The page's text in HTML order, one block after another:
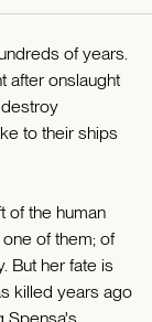
of years.
after onslaught
to their ships
of the human
of them; of
But her fate is
killed years ago